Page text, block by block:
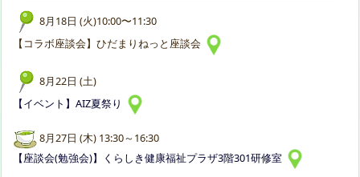
8月18日 (火)10:00〜11:30
【コラボ座談会】ひだまりねっと座談会
8月22日 (土)
【イベント】AIZ夏祭り
8月27日 (木) 13:30～16:30
【座談会(勉強会)】くらしき健康福祉プラザ3階301研修室